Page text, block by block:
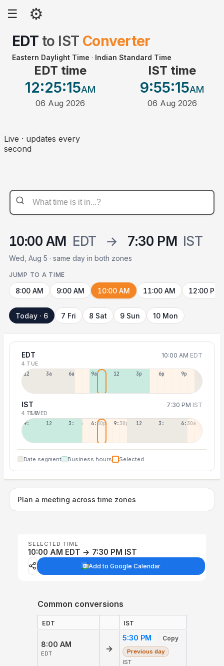
☰ ⚙
EDT to IST Converter
Eastern Daylight Time · Indian Standard Time
EDT time
12:25:15AM
06 Aug 2026
IST time
9:55:15AM
06 Aug 2026
Live · updates every
second
10:00 AM EDT → 7:30 PM IST
Wed, Aug 5 · same day in both zones
JUMP TO A TIME
8:00 AM 9:00 AM 10:00 AM 11:00 AM 12:00 PM
Today · 6 7 Fri 8 Sat 9 Sun 10 Mon
EDT 10:00 AM EDT
4 TUE
12a 3a 6a 9a 12p 3p 6p 9p
IST 7:30 PM IST
4 TUE5 WED
9:30a 12:30p 3:30p 6:30p 9:30p 12:30p 3:30a 6:30a
Date segment Business hours Selected
Plan a meeting across time zones
SELECTED TIME
10:00 AM EDT → 7:30 PM IST
Add to Google Calendar
Common conversions
EDT IST
8:00 AM
EDT
→
5:30 PM Copy
Previous day
IST